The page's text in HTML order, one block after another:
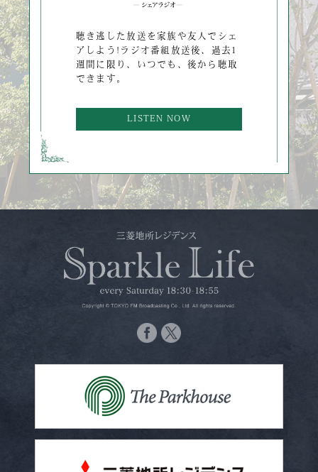
聴き逃した放送を家族や友人でシェ
アしよう!ラジオ番組放送後、過去1
週間に限り、いつでも、後から聴取
できます。
LISTEN NOW